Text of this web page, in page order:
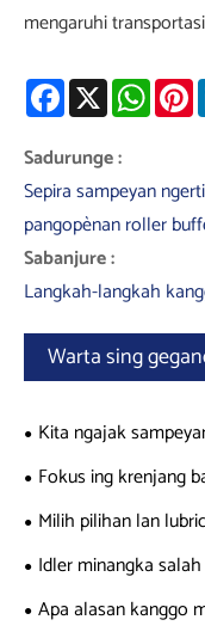
mengaruhi
Facebook
Sadurunge :
Sepira sampeyan
pangopènan roller
Sabanjure :
Langkah-langkah
Warta sing
Kita ngajak
INTERNATIONAL
19-Nov 22 (Acapulco,
Fokus ing krenjang
efisiensi transportasi
Milih pilihan lan
Idler minangka
mengaruhi
Apa alasan kanggo